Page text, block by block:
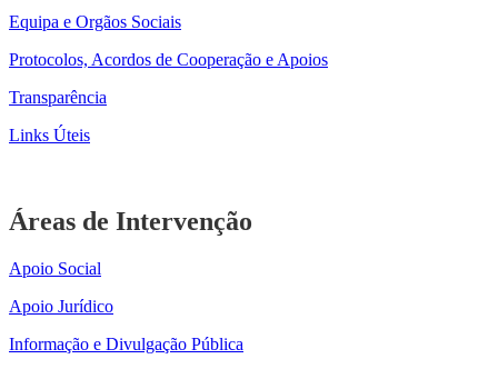
Equipa e Orgãos Sociais
Protocolos, Acordos de Cooperação e Apoios
Transparência
Links Úteis
Áreas de Intervenção
Apoio Social
Apoio Jurídico
Informação e Divulgação Pública